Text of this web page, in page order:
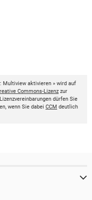
Multiview aktivieren » wird auf
Commons-Lizenz zur
dürfen Sie
wenn Sie dabei CCM deutlich